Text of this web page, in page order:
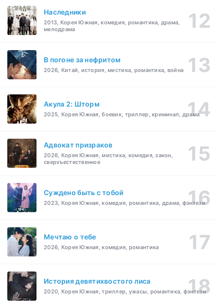
Наследники
2013, Корея Южная, комедия, романтика, драма,
мелодрама
В погоне за нефритом
2026, Китай, история, мистика, романтика, война
Акула 2: Шторм
2025, Корея Южная, боевик, триллер, криминал, драма
Адвокат призраков
2026, Корея Южная, мистика, комедия, закон,
сверхъестественное
Суждено быть с тобой
2023, Корея Южная, комедия, романтика, драма, фэнтези
Мечтаю о тебе
2026, Корея Южная, комедия, романтика
История девятихвостого лиса
2020, Корея Южная, триллер, ужасы, романтика, фэнтези